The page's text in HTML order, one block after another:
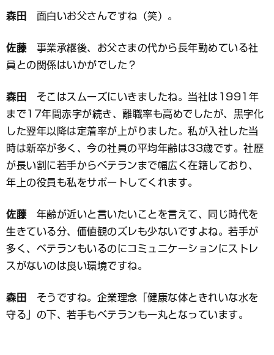
森田 面白いお父さんですね（笑）。
佐藤事業承継後、お父さまの代から長年勤めている社
員との関係はいかがでした？
森田
そこはスムーズにいきましたね。当社は1991年
まで17年間赤字が続き、離職率も高めでしたが、黒字化
した翌年以降は定着率が上がりました。私が入社した当
時は新卒が多く、今の社員の平均年齢は33歳です。社歴
が長い割に若手からベテランまで幅広く在籍しており、
年上の役員も私をサポートしてくれます。
佐藤年齢が近いと言いたいことを言えて、同じ時代を
生きている分、価値観のズレも少ないですよね。若手が
多く、ベテランもいるのにコミュニケーションにストレ
スがないのは良い環境ですね。
森田
そうですね。企業理念「健康な体ときれいな水を
守る」の下、若手もベテランも一丸となっています。